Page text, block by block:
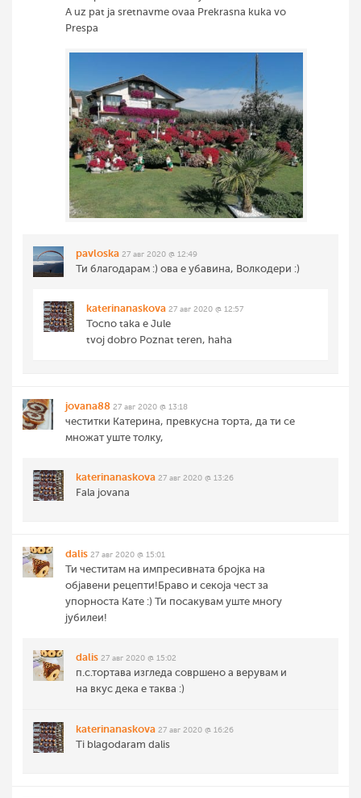
A uz pat ja sretnavme ovaa Prekrasna kuka vo
Prespa
pavloska 27 авг 2020 @ 12:49
Ти благодарам :) ова е убавина, Волкодери :)
katerinanaskova 27 авг 2020 @ 12:57
Tocno taka e Jule
tvoj dobro Poznat teren, haha
jovana88 27 авг 2020 @ 13:18
честитки Катерина, превкусна торта, да ти се
множат уште толку,
katerinanaskova 27 авг 2020 @ 13:26
Fala jovana
dalis 27 авг 2020 @ 15:01
Ти честитам на импресивната бројка на
објавени рецепти!Браво и секоја чест за
упорноста Кате :) Ти посакувам уште многу
јубилеи!
dalis 27 авг 2020 @ 15:02
п.с.тортава изгледа совршено а верувам и
на вкус дека е таква :)
katerinanaskova 27 авг 2020 @ 16:26
Ti blagodaram dalis